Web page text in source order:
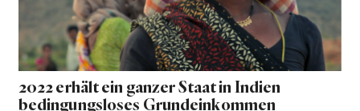
2022 erhält ein ganzer Staat in Indien
bedingungsloses Grundeinkommen